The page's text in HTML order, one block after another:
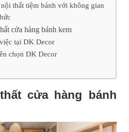
thất tiệm bánh với không gian
cửa hàng bánh kem
tại DK Decor
chọn DK Decor
cửa hàng bánh